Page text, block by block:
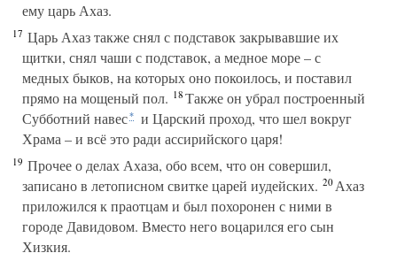
ему царь Ахаз.
17 Царь Ахаз также снял с подставок закрывавшие их
щитки, снял чаши с подставок, а медное море – с
медных быков, на которых оно покоилось, и поставил
прямо на мощеный пол. 18Также он убрал построенный
Субботний навес*
и Царский проход, что шел вокруг
Храма – и всё это ради ассирийского царя!
19 Прочее о делах Ахаза, обо всем, что он совершил,
записано в летописном свитке царей иудейских. 20Ахаз
приложился к праотцам и был похоронен с ними в
городе Давидовом. Вместо него воцарился его сын
Хизкия.